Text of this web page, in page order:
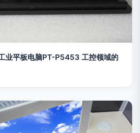
业平板电脑PT-P5453 工控领域的